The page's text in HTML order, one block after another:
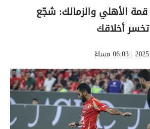
الأهلي والزمالك: شجّع
أخلاقك